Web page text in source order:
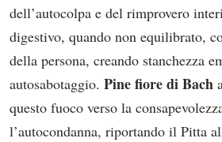
dell’autocolpa e del rimprovero
digestivo, quando non equilibrato,
della persona, creando stanchezza
autosabotaggio. Pine fiore di Bach
questo fuoco verso la
l’autocondanna, riportando il Pitta